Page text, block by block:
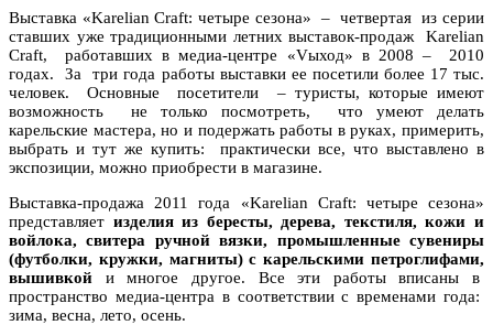
Выставка «Karelian Craft: четыре сезона» – четвертая из серии
ставших уже традиционными летних выставок-продаж Karelian
Craft, работавших в медиа-центре «Vыход» в 2008 – 2010
годах. За три года работы выставки ее посетили более 17 тыс.
человек. Основные посетители – туристы, которые имеют
возможность не только посмотреть, что умеют делать
карельские мастера, но и подержать работы в руках, примерить,
выбрать и тут же купить: практически все, что выставлено в
экспозиции, можно приобрести в магазине.
Выставка-продажа 2011 года «Karelian Craft: четыре сезона»
представляет изделия из бересты, дерева, текстиля, кожи и
войлока, свитера ручной вязки, промышленные сувениры
(футболки, кружки, магниты) с карельскими петроглифами,
вышивкой и многое другое. Все эти работы вписаны в
пространство медиа-центра в соответствии с временами года:
зима, весна, лето, осень.